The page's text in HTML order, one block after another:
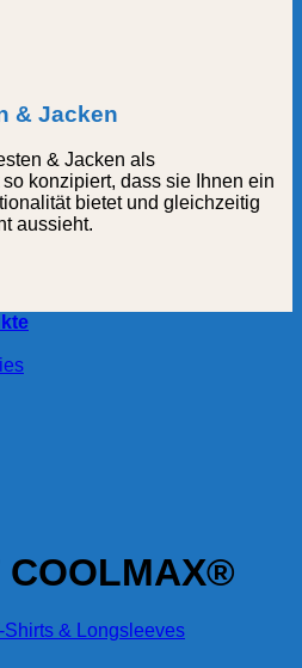
& Jacken
& Jacken als
konzipiert, dass sie Ihnen ein
bietet und gleichzeitig
aussieht.
COOLMAX®
Shirts & Longsleeves